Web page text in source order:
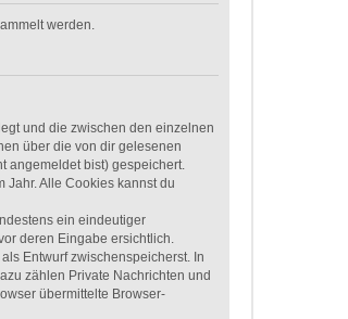
werden.
und die zwischen den einzelnen
über die von dir gelesenen
angemeldet bist) gespeichert.
Alle Cookies kannst du
ein eindeutiger
deren Eingabe ersichtlich.
Entwurf zwischenspeicherst. In
zählen Private Nachrichten und
übermittelte Browser-